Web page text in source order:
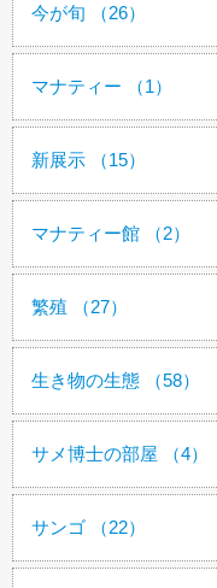
今が旬 （26）
マナティー （1）
新展示 （15）
マナティー館 （2）
繁殖 （27）
生き物の生態 （58）
サメ博士の部屋 （4）
サンゴ （22）